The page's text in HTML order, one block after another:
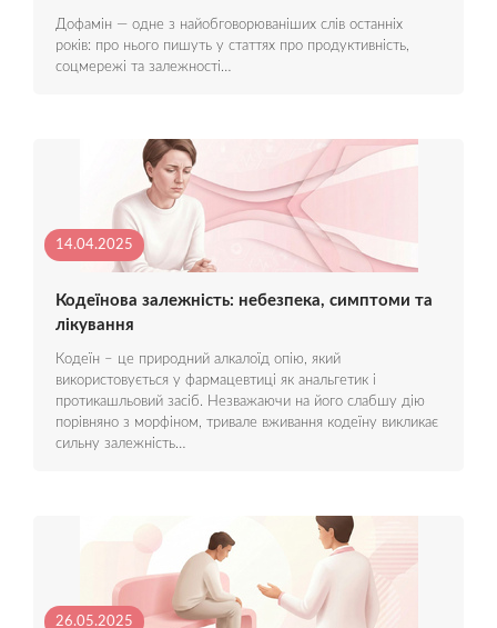
Дофамін — одне з найобговорюваніших слів останніх
років: про нього пишуть у статтях про продуктивність,
соцмережі та залежності…
14.04.2025
Кодеїнова залежність: небезпека, симптоми та
лікування
Кодеїн – це природний алкалоїд опію, який
використовується у фармацевтиці як анальгетик і
протикашльовий засіб. Незважаючи на його слабшу дію
порівняно з морфіном, тривале вживання кодеїну викликає
сильну залежність…
26.05.2025